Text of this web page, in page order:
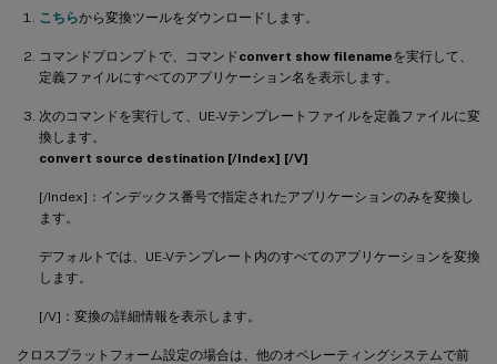
こちらから変換ツールをダウンロードします。
コマンドプロンプトで、コマンドconvert show filenameを実行して、
定義ファイルにすべてのアプリケーション名を表示します。
次のコマンドを実行して、UE-Vテンプレートファイルを定義ファイルに変
換します。
convert source destination [/Index] [/V]
[/Index]：インデックス番号で指定されたアプリケーションのみを変換し
ます。
デフォルトでは、UE-Vテンプレート内のすべてのアプリケーションを変換
します。
[/V]：変換の詳細情報を表示します。
クロスプラットフォーム設定の場合は、他のオペレーティングシステムで前